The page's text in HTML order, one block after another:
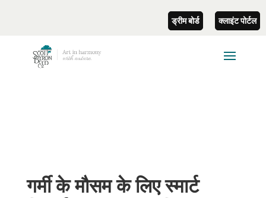
ड्रीम बोर्ड क्लाइंट पोर्टल
गर्मी के मौसम के लिए स्मार्ट